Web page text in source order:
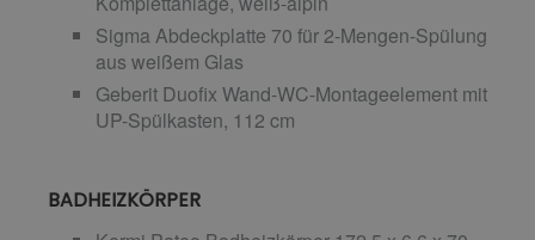
Sigma Abdeckplatte 70 für 2-Mengen-Spülung
aus weißem Glas
Geberit Duofix Wand-WC-Montageelement mit
UP-Spülkasten, 112 cm
BADHEIZKÖRPER